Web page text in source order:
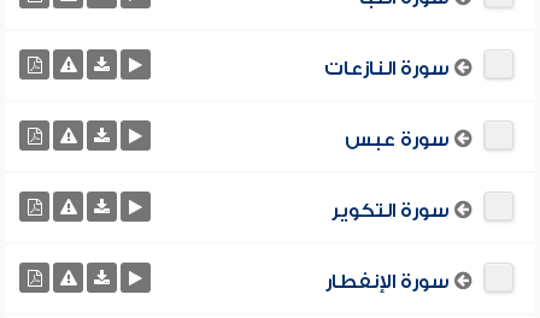
سورة النازعات
سورة عبس
سورة التكوير
سورة الإنفطار